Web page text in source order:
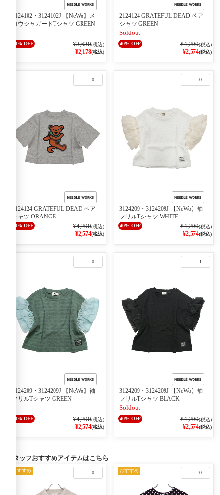
40% OFF
3124102・3124102J 【NeWo】メ
ロウジャガードTシャツ GREEN
¥3,630(税込)
¥2,178(税込)
40% OFF
2124124 GRATEFUL DEAD ベア
シャツ GREEN
Soldout
¥4,290(税込)
¥2,574(税込)
0
40% OFF
2124124 GRATEFUL DEAD ベア
シャツ ORANGE
¥4,290(税込)
¥2,574(税込)
0
40% OFF
3124209・3124209J 【NeWo】袖
フリルTシャツ WHITE
¥4,290(税込)
¥2,574(税込)
0
40% OFF
3124209・3124209J 【NeWo】袖
フリルTシャツ GREEN
¥4,290(税込)
¥2,574(税込)
1
40% OFF
3124209・3124209J 【NeWo】袖
フリルTシャツ BLACK
Soldout
¥4,290(税込)
¥2,574(税込)
スタッフおすすめアイテムはこちら
0
おすすめ 0
おすすめ